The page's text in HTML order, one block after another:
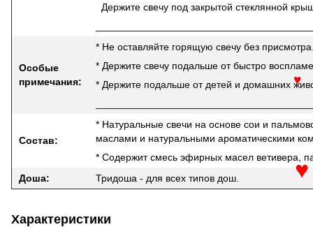
Держите свечу под закрытой стеклянной
Особые
примечания:
* Не оставляйте горящую свечу без
* Держите свечу подальше от быстро
* Держите подальше от детей и домашних
Состав:
* Натуральные свечи на основе сои и
маслами и натуральными ароматическими
* Содержит смесь эфирных масел ветивера,
Доша:
Тридоша - для всех типов дош.
Характеристики
♥
♥